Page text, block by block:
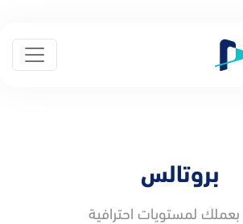
بروتالس
لمستويات احترافية